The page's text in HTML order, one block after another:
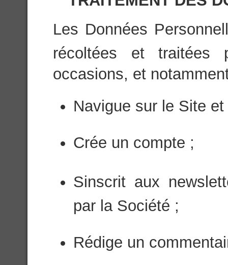
Les Données
récoltées et traitées
occasions, et
Navigue sur le Site
Crée un compte ;
Sinscrit aux
par la Société ;
Rédige un